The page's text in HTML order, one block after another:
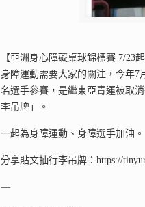
【亞洲身心障礙桌球錦標賽 7/23
身障運動需要大家的關注，今年7
名選手參賽，是繼東亞青運被取
李吊牌」。
一起為身障運動、身障選手加油。
分享貼文抽行李吊牌：https://
—